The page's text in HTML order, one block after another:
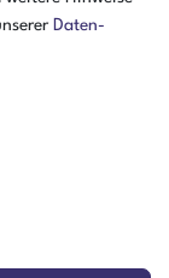
Daten­